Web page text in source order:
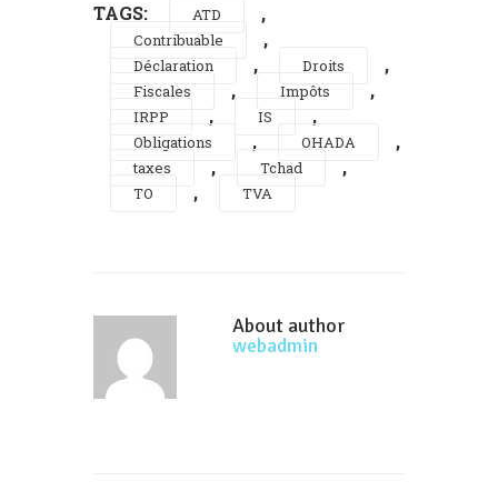
TAGS: ATD ,
Contribuable ,
Déclaration , Droits ,
Fiscales , Impôts ,
IRPP , IS ,
Obligations , OHADA ,
taxes , Tchad ,
TO , TVA
About author
webadmin